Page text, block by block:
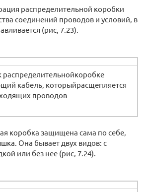
распределительной коробки
соединений проводов и условий, в
(рис, 7.23).
распределительнойкоробке
кабель, которыйрасщепляется
проводов
коробка защищена сама по себе,
Она бывает двух видов: с
или без нее (рис, 7.24).